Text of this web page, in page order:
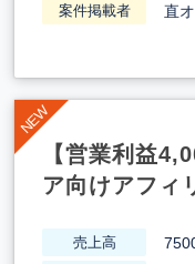
案件掲載者 直
【営業利益
ア向けアフィ
売上高